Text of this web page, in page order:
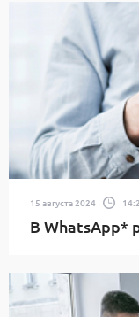
15 августа 2024
В WhatsApp*